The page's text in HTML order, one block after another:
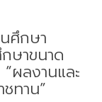
ศึกษา
ษาขนาด
ผลงานและ
ทาน”